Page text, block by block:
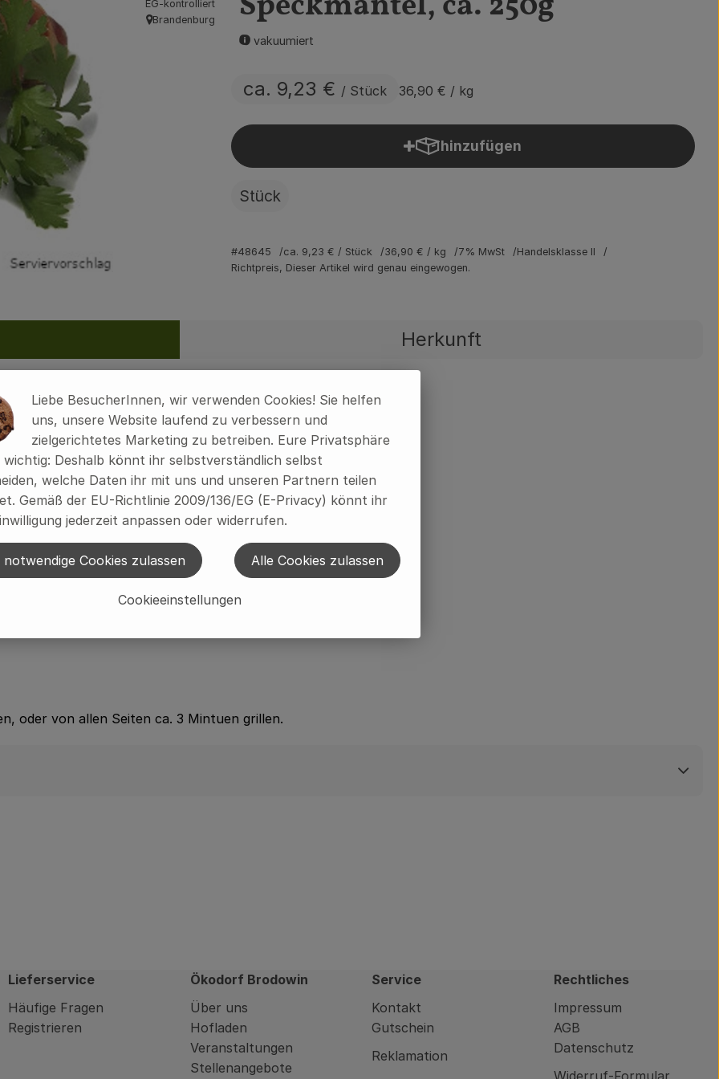
vakuumiert
ca. 9,23 € / Stück 36,90 € / kg
EG-kontrolliert
, Herkunft:
Brandenburg
hinzufügen
Produkt zum Warenkorb hinzufügen
Stück
#48645 ca. 9,23 € / Stück 36,90 € / kg 7% MwSt
Handelsklasse II
Richtpreis, Dieser Artikel wird genau eingewogen.
Rezepte
Herkunft
passenden Rezepte gefunden.
Nitritpöckelsalz)
oder von allen Seiten ca. 3 Mintuen grillen.
Lieferservice
Häufige Fragen
Registrieren
Ökodorf Brodowin
Über uns
Hofladen
Veranstaltungen
Stellenangebote
Service
Kontakt
Gutschein
Reklamation
Rechtliches
Impressum
AGB
Datenschutz
Widerruf-Formular
Liebe BesucherInnen, wir verwenden Cookies! Sie helfen
uns, unsere Website laufend zu verbessern und
zielgerichtetes Marketing zu betreiben. Eure Privatsphäre
wichtig: Deshalb könnt ihr selbstverständlich selbst
welche Daten ihr mit uns und unseren Partnern teilen
Gemäß der EU-Richtlinie 2009/136/EG (E-Privacy) könnt ihr
jederzeit anpassen oder widerrufen.
Cookieeinstellungen
Cookies zulassen Alle Cookies zulassen